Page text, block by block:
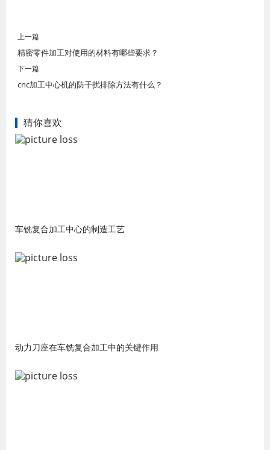
上一篇
精密零件加工对使用的材料有哪些要求？
下一篇
cnc加工中心机的防干扰排除方法有什么？
猜你喜欢
车铣复合加工中心的制造工艺
动力刀座在车铣复合加工中的关键作用